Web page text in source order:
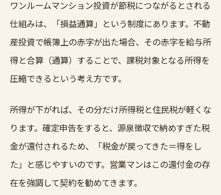
ワンルームマンション投資が節税につながるとされる
仕組みは、「損益通算」という制度にあります。不動
産投資で帳簿上の赤字が出た場合、その赤字を給与所
得と合算（通算）することで、課税対象となる所得を
圧縮できるという考え方です。
所得が下がれば、その分だけ所得税と住民税が軽くな
ります。確定申告をすると、源泉徴収で納めすぎた税
金が還付されるため、「税金が戻ってきた＝得をし
た」と感じやすいのです。営業マンはこの還付金の存
在を強調して契約を勧めてきます。